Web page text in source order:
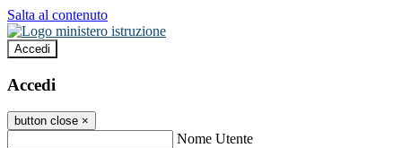
Salta al contenuto
Accedi
Accedi
button close ×
Nome Utente